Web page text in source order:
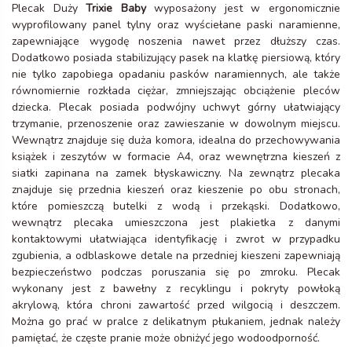
Plecak DużyTrixie Babywyposażony jest w ergonomicznie
wyprofilowany panel tylny oraz wyściełane paski naramienne,
zapewniające wygodę noszenia nawet przez dłuższy czas.
Dodatkowo posiada stabilizujący pasek na klatkę piersiową, który
nie tylko zapobiega opadaniu pasków naramiennych, ale także
równomiernie rozkłada ciężar, zmniejszając obciążenie pleców
dziecka. Plecak posiada podwójny uchwyt górny ułatwiający
trzymanie, przenoszenie oraz zawieszanie w dowolnym miejscu.
Wewnątrz znajduje się duża komora, idealna do przechowywania
książek i zeszytów w formacie A4, oraz wewnętrzna kieszeń z
siatki zapinana na zamek błyskawiczny. Na zewnątrz plecaka
znajduje się przednia kieszeń oraz kieszenie po obu stronach,
które pomieszczą butelki z wodą i przekąski. Dodatkowo,
wewnątrz plecaka umieszczona jest plakietka z danymi
kontaktowymi ułatwiająca identyfikację i zwrot w przypadku
zgubienia, a odblaskowe detale na przedniej kieszeni zapewniają
bezpieczeństwo podczas poruszania się po zmroku. Plecak
wykonany jest z bawełny z recyklingu i pokryty powłoką
akrylową, która chroni zawartość przed wilgocią i deszczem.
Można go prać w pralce z delikatnym płukaniem, jednak należy
pamiętać, że częste pranie może obniżyć jego wodoodporność.